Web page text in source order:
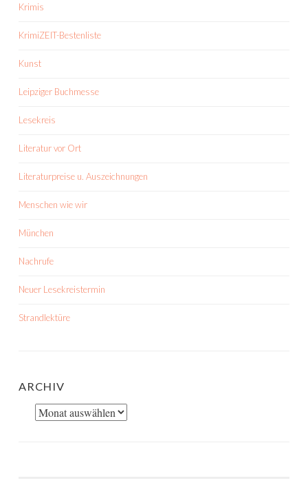
Krimis
KrimiZEIT-Bestenliste
Kunst
Leipziger Buchmesse
Lesekreis
Literatur vor Ort
Literaturpreise u. Auszeichnungen
Menschen wie wir
München
Nachrufe
Neuer Lesekreistermin
Strandlektüre
ARCHIV
Archiv